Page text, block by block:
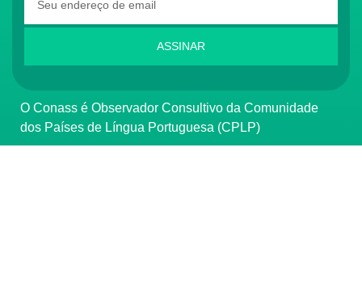
ASSINAR
O Conass é Observador Consultivo da Comunidade
dos Países de Língua Portuguesa (CPLP)